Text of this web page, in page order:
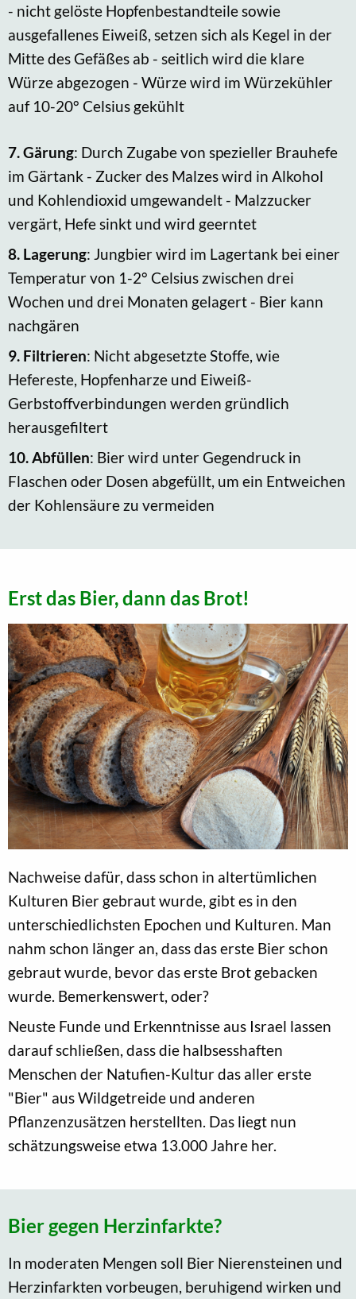
- nicht gelöste Hopfenbestandteile sowie
ausgefallenes Eiweiß, setzen sich als Kegel in der
Mitte des Gefäßes ab - seitlich wird die klare
Würze abgezogen - Würze wird im Würzekühler
auf 10-20° Celsius gekühlt
7.Gärung: Durch Zugabe von spezieller Brauhefe
im Gärtank - Zucker des Malzes wird in Alkohol
und Kohlendioxid umgewandelt - Malzzucker
vergärt, Hefe sinkt und wird geerntet
8. Lagerung: Jungbier wird im Lagertank bei einer
Temperatur von 1-2° Celsius zwischen drei
Wochen und drei Monaten gelagert - Bier kann
nachgären
9. Filtrieren: Nicht abgesetzte Stoffe, wie
Hefereste, Hopfenharze und Eiweiß-
Gerbstoffverbindungen werden gründlich
herausgefiltert
10.Abfüllen: Bier wird unter Gegendruck in
Flaschen oder Dosen abgefüllt, um ein Entweichen
der Kohlensäure zu vermeiden
Erst das Bier, dann das Brot!
Nachweise dafür, dass schon in altertümlichen
Kulturen Bier gebraut wurde, gibt es in den
unterschiedlichsten Epochen und Kulturen. Man
nahm schon länger an, dass das erste Bier schon
gebraut wurde, bevor das erste Brot gebacken
wurde. Bemerkenswert, oder?
Neuste Funde und Erkenntnisse aus Israel lassen
darauf schließen, dass die halbsesshaften
Menschen der Natufien-Kultur das aller erste
"Bier" aus Wildgetreide und anderen
Pflanzenzusätzen herstellten. Das liegt nun
schätzungsweise etwa 13.000 Jahre her.
Bier gegen Herzinfarkte?
In moderaten Mengen soll Bier Nierensteinen und
Herzinfarkten vorbeugen, beruhigend wirken und